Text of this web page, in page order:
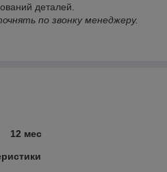
деталей.
по звонку менеджеру.
12 мес